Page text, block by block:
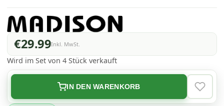
€29.99Inkl. MwSt.
Wird im Set von 4 Stück verkauft
IN DEN WARENKORB